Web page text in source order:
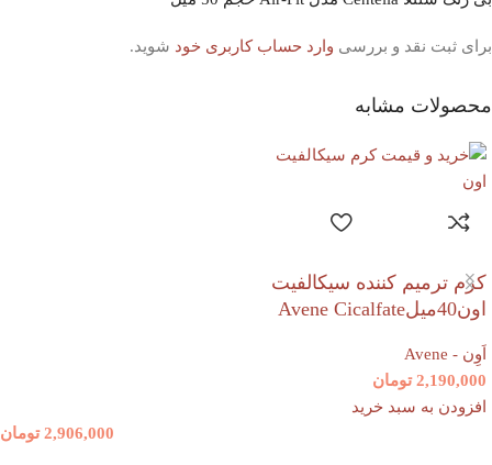
برای ثبت نقد و بررسی وارد حساب کاربری خود شوید.
محصولات مشابه
کرم ترمیم کننده سیکالفیت
اون40میلAvene Cicalfate
اَوِن - Avene
2,190,000 تومان
افزودن به سبد خرید
2,906,000 تومان